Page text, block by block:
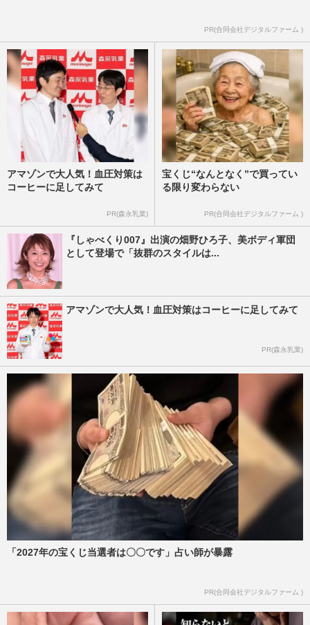
PR(合同会社デジタルファーム )
アマゾンで大人気！血圧対策は
コーヒーに足してみて
PR(森永乳業)
宝くじ“なんとなく”で買ってい
る限り変わらない
PR(合同会社デジタルファーム )
『しゃべくり007』出演の畑野ひろ子、美ボディ軍団
として登場で「抜群のスタイルは...
アマゾンで大人気！血圧対策はコーヒーに足してみて
PR(森永乳業)
「2027年の宝くじ当選者は〇〇です」占い師が暴露
PR(合同会社デジタルファーム )